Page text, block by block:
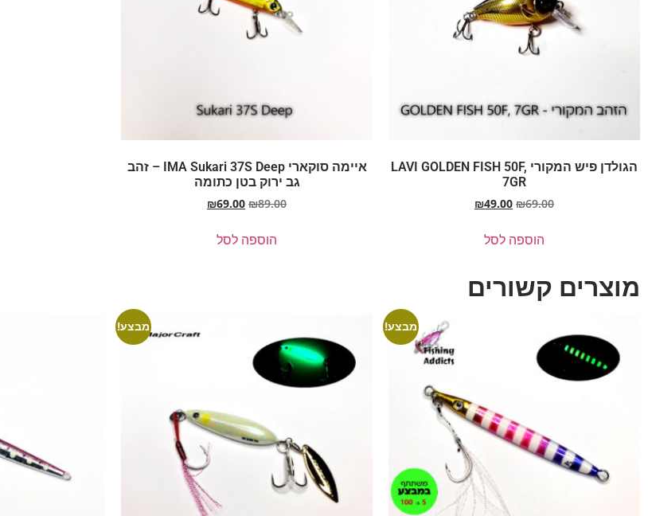
הגולדן פיש המקורי LAVI GOLDEN FISH 50F,
7GR
₪69.00
₪49.00
הוספה לסל
איימה סוקארי IMA Sukari 37S Deep – זהב
גב ירוק בטן כתומה
₪89.00
₪69.00
הוספה לסל
מוצרים קשורים
מבצע! מבצע!